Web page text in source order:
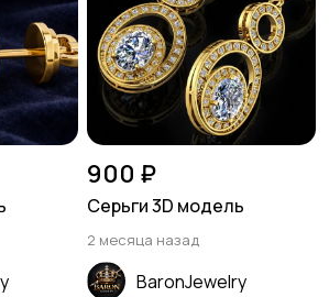
900 ₽
Серьги 3D модель
2 месяца назад
BaronJewelry